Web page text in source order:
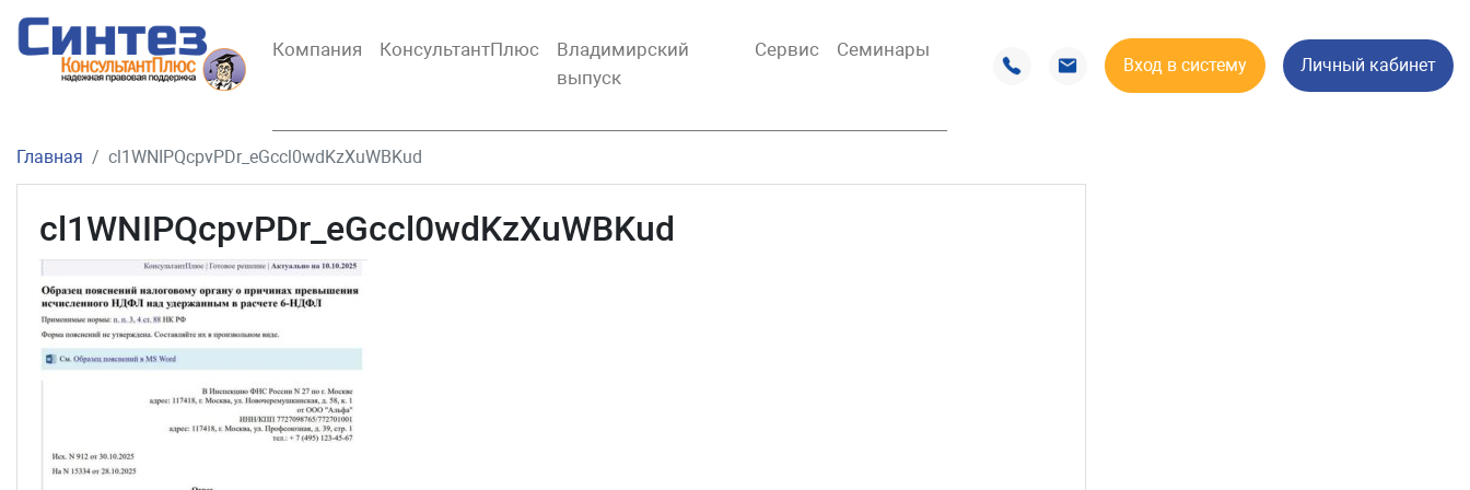
Компания КонсультантПлюс
Владимирский
выпуск
Сервис Семинары
Вход в систему Личный кабинет
Главная cl1WNIPQcpvPDr_eGccl0wdKzXuWBKud
cl1WNIPQcpvPDr_eGccl0wdKzXuWBKud